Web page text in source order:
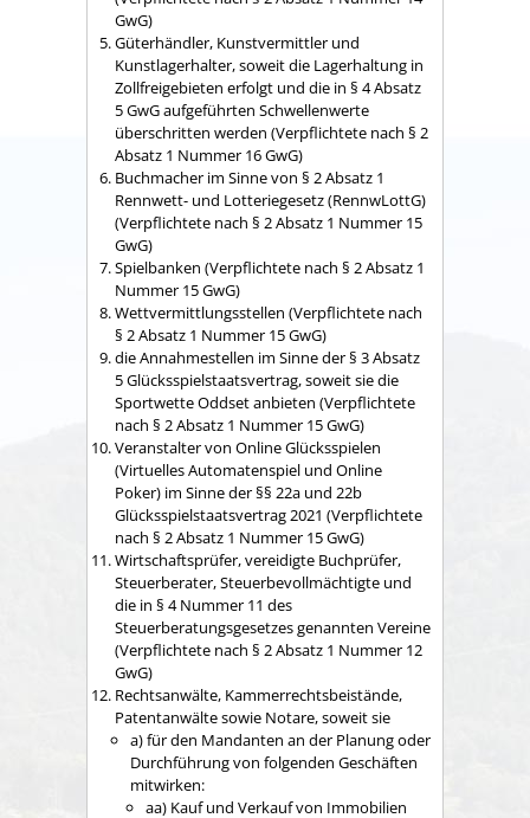
GwG)
Güterhändler, Kunstvermittler und
Kunstlagerhalter, soweit die Lagerhaltung in
Zollfreigebieten erfolgt und die in § 4 Absatz
5 GwG aufgeführten Schwellenwerte
überschritten werden (Verpflichtete nach § 2
Absatz 1 Nummer 16 GwG)
Buchmacher im Sinne von § 2 Absatz 1
Rennwett- und Lotteriegesetz (RennwLottG)
(Verpflichtete nach § 2 Absatz 1 Nummer 15
GwG)
Spielbanken (Verpflichtete nach § 2 Absatz 1
Nummer 15 GwG)
Wettvermittlungsstellen (Verpflichtete nach
§ 2 Absatz 1 Nummer 15 GwG)
die Annahmestellen im Sinne der § 3 Absatz
5 Glücksspielstaatsvertrag, soweit sie die
Sportwette Oddset anbieten (Verpflichtete
nach § 2 Absatz 1 Nummer 15 GwG)
Veranstalter von Online Glücksspielen
(Virtuelles Automatenspiel und Online
Poker) im Sinne der §§ 22a und 22b
Glücksspielstaatsvertrag 2021 (Verpflichtete
nach § 2 Absatz 1 Nummer 15 GwG)
Wirtschaftsprüfer, vereidigte Buchprüfer,
Steuerberater, Steuerbevollmächtigte und
die in § 4 Nummer 11 des
Steuerberatungsgesetzes genannten Vereine
(Verpflichtete nach § 2 Absatz 1 Nummer 12
GwG)
Rechtsanwälte, Kammerrechtsbeistände,
Patentanwälte sowie Notare, soweit sie
a) für den Mandanten an der Planung oder
Durchführung von folgenden Geschäften
mitwirken:
aa) Kauf und Verkauf von Immobilien